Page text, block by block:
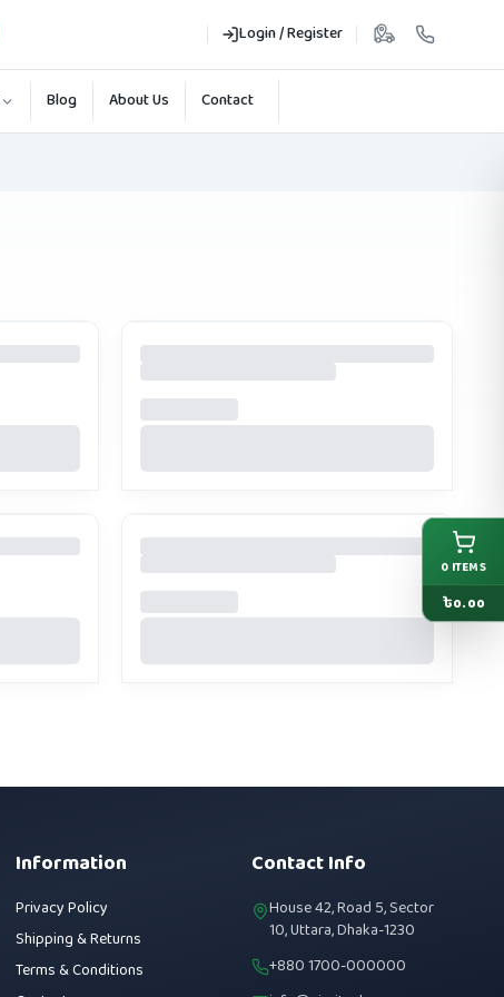
Login / Register
Blog About Us Contact
Information
Privacy Policy
Shipping & Returns
Terms & Conditions
Contact Info
House 42, Road 5, Sector
10, Uttara, Dhaka-1230
+880 1700-000000
0 ITEMS
৳0.00